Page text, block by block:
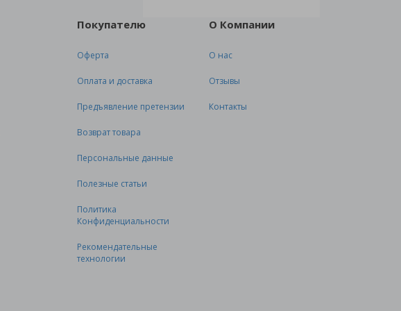
Покупателю
Оферта
Оплата и доставка
Предъявление претензии
Возврат товара
Персональные данные
Полезные статьи
Политика
Конфиденциальности
Рекомендательные
технологии
О Компании
О нас
Отзывы
Контакты